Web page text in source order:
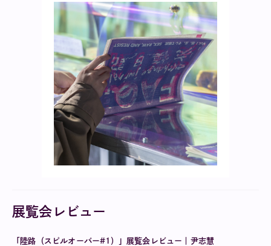
展覧会レビュー
「陸路（スピルオーバー#1）」展覧会レビュー｜尹志慧